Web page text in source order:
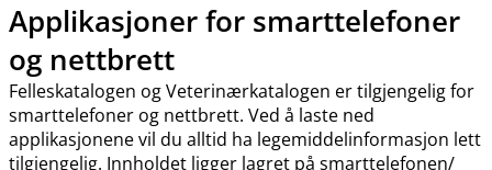
Applikasjoner for smarttelefoner
og nettbrett
Felleskatalogen og Veterinærkatalogen er tilgjengelig for
smarttelefoner og nettbrett. Ved å laste ned
applikasjonene vil du alltid ha legemiddelinformasjon lett
tilgjengelig. Innholdet ligger lagret på smarttelefonen​/​